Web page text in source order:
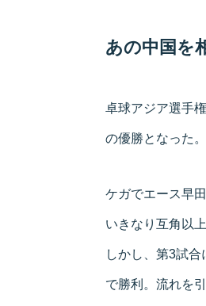
あの中国を
卓球アジア選手
の優勝となった。
ケガでエース早
いきなり互角以
しかし、第3試
で勝利。流れを